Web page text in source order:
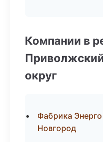
Компании в
округ
Фабрика
Новгород